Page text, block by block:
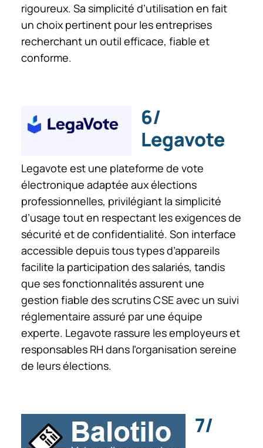
rigoureux. Sa simplicité d’utilisation en fait
un choix pertinent pour les entreprises
recherchant un outil efficace, fiable et
conforme.
6/
Legavote
Legavote est une plateforme de vote
électronique adaptée aux élections
professionnelles, privilégiant la simplicité
d’usage tout en respectant les exigences de
sécurité et de confidentialité. Son interface
accessible depuis tous types d’appareils
facilite la participation des salariés, tandis
que ses fonctionnalités assurent une
gestion fiable des scrutins CSE avec un suivi
réglementaire assuré par une équipe
experte. Legavote rassure les employeurs et
responsables RH dans l’organisation sereine
de leurs élections.
7/